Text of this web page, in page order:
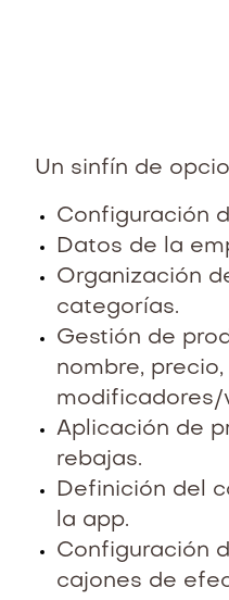
Un sinfín de
Configuración
Datos de la
Organización
categorías.
Gestión de
nombre,
modificadores/
Aplicación de
rebajas.
Definición del
la app.
Configuración
cajones de